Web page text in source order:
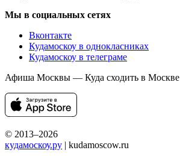
Мы в социальных сетях
Вконтакте
Кудамоскоу в однокласниках
Кудамоскоу в телеграме
Афиша Москвы — Куда сходить в Москве
© 2013–2026
кудамоскоу.ру | kudamoscow.ru